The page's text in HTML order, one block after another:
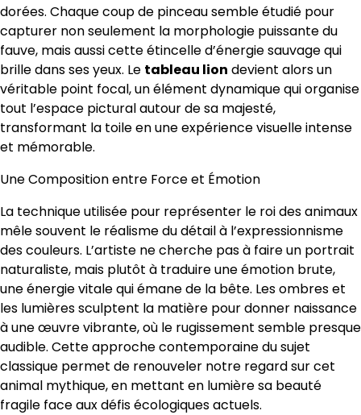
dorées. Chaque coup de pinceau semble étudié pour
capturer non seulement la morphologie puissante du
fauve, mais aussi cette étincelle d’énergie sauvage qui
brille dans ses yeux. Le tableau lion devient alors un
véritable point focal, un élément dynamique qui organise
tout l’espace pictural autour de sa majesté,
transformant la toile en une expérience visuelle intense
et mémorable.
Une Composition entre Force et Émotion
La technique utilisée pour représenter le roi des animaux
mêle souvent le réalisme du détail à l’expressionnisme
des couleurs. L’artiste ne cherche pas à faire un portrait
naturaliste, mais plutôt à traduire une émotion brute,
une énergie vitale qui émane de la bête. Les ombres et
les lumières sculptent la matière pour donner naissance
à une œuvre vibrante, où le rugissement semble presque
audible. Cette approche contemporaine du sujet
classique permet de renouveler notre regard sur cet
animal mythique, en mettant en lumière sa beauté
fragile face aux défis écologiques actuels.